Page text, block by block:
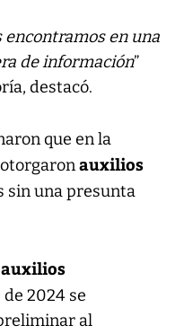
encontramos en una
de información”
destacó.
que en la
auxilios
sin una presunta
auxilios
2024 se
al